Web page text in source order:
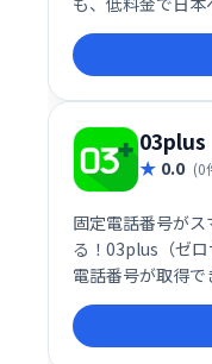
のスマートフォ
料の大幅な節約を
ションをサポー
03plus
0.0 (0
固定電話番号が
る！03plus（ゼ
電話番号が取得
ンの電話